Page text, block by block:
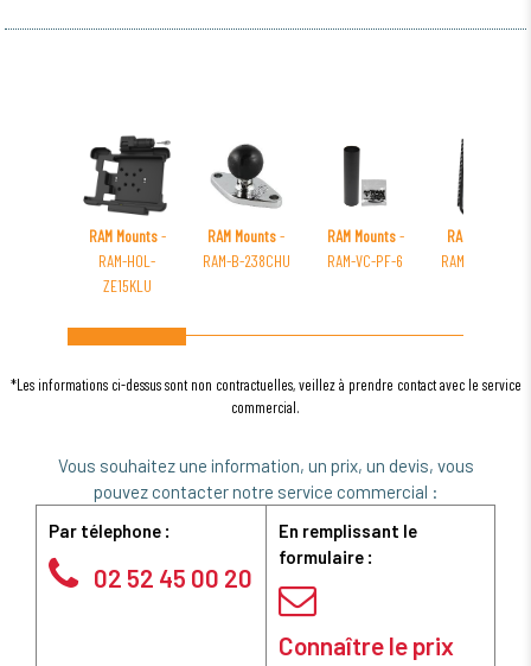
RAM Mounts-
RAM-HOL-
ZE15KLU
RAM Mounts-
RAM-B-238CHU
RAM Mounts-
RAM-VC-PF-6
RAM Mounts
RAM-HOL-AQ3U
*Les informations ci-dessus sont non contractuelles, veillez à prendre contact avec le service
commercial.
Vous souhaitez une information, un prix, un devis, vous
pouvez contacter notre service commercial :
Par télephone :
02 52 45 00 20
En remplissant le
formulaire :
Connaître le prix